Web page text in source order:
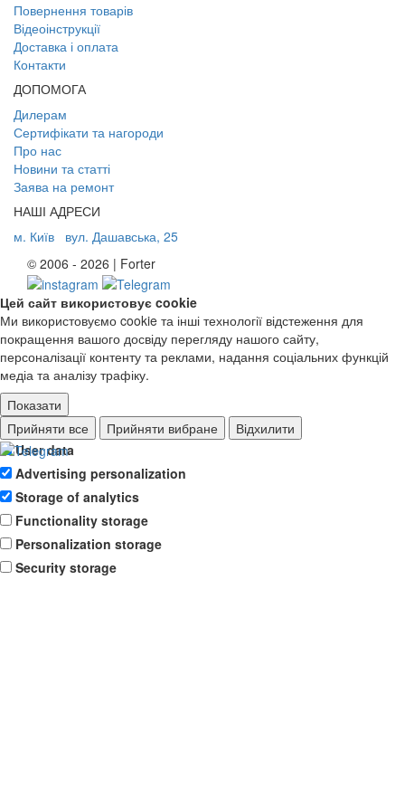
Повернення товарів
Відеоінструкції
Доставка і оплата
Контакти
ДОПОМОГА
Дилерам
Сертифікати та нагороди
Про нас
Новини та статті
Заява на ремонт
НАШІ АДРЕСИ
м. Київ
вул. Дашавська, 25
© 2006 - 2026 | Forter
Цей сайт використовує cookie
Ми використовуємо cookie та інші технології відстеження для
покращення вашого досвіду перегляду нашого сайту,
персоналізації контенту та реклами, надання соціальних функцій
медіа та аналізу трафіку.
Показати
Ad storage
User data
Advertising personalization
Storage of analytics
Functionality storage
Personalization storage
Security storage
Прийняти все Прийняти вибране Відхилити